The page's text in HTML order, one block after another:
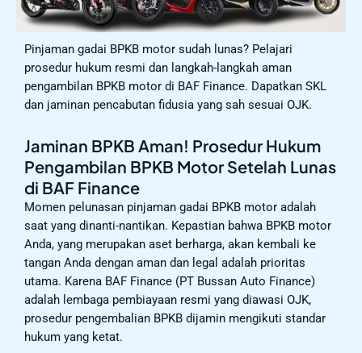
Pinjaman gadai BPKB motor sudah lunas? Pelajari
prosedur hukum resmi dan langkah-langkah aman
pengambilan BPKB motor di BAF Finance. Dapatkan SKL
dan jaminan pencabutan fidusia yang sah sesuai OJK.
Jaminan BPKB Aman! Prosedur Hukum
Pengambilan BPKB Motor Setelah Lunas
di BAF Finance
Momen pelunasan pinjaman gadai BPKB motor adalah
saat yang dinanti-nantikan. Kepastian bahwa BPKB motor
Anda, yang merupakan aset berharga, akan kembali ke
tangan Anda dengan aman dan legal adalah prioritas
utama. Karena BAF Finance (PT Bussan Auto Finance)
adalah lembaga pembiayaan resmi yang diawasi OJK,
prosedur pengembalian BPKB dijamin mengikuti standar
hukum yang ketat.